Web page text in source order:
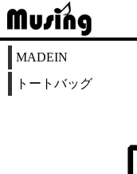
MADEIN
トートバッグ